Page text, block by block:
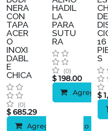
NERA
CON
TAPA
ACER
O
INOXI
DABL
E
CHICA
(0)
$685.29
Agregar al carrito
HADIL
LA
PARA
SUTU
RA
(0)
$198.00
Agregar
DE
16
S
$